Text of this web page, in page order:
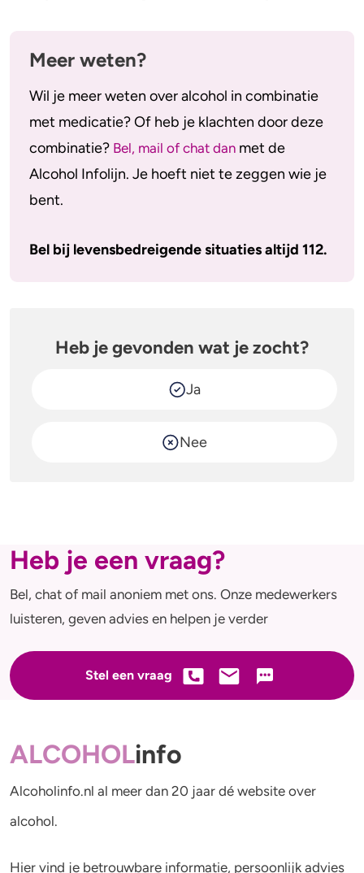
Meer weten?
Wil je meer weten over alcohol in combinatie
met medicatie? Of heb je klachten door deze
combinatie? Bel, mail of chat dan met de
Alcohol Infolijn. Je hoeft niet te zeggen wie je
bent.
Bel bij levensbedreigende situaties altijd 112.
Heb je gevonden wat je zocht?
Ja
Nee
Heb je een vraag?
Bel, chat of mail anoniem met ons. Onze medewerkers
luisteren, geven advies en helpen je verder
Stel een vraag
ALCOHOLinfo
Alcoholinfo.nl al meer dan 20 jaar dé website over
alcohol.
Hier vind je betrouwbare informatie, persoonlijk advies